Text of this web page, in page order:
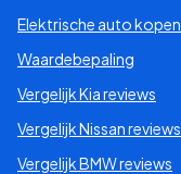
Elektrische auto kopen
Waardebepaling
Vergelijk Kia reviews
Vergelijk Nissan reviews
Vergelijk BMW reviews